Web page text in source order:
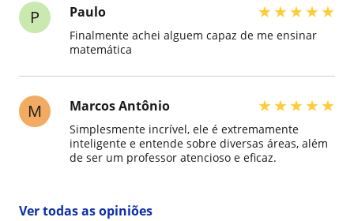
P Paulo ★★★★★
Finalmente achei alguem capaz de me ensinar
matemática
M Marcos Antônio ★★★★★
Simplesmente incrível, ele é extremamente
inteligente e entende sobre diversas áreas, além
de ser um professor atencioso e eficaz.
Ver todas as opiniões